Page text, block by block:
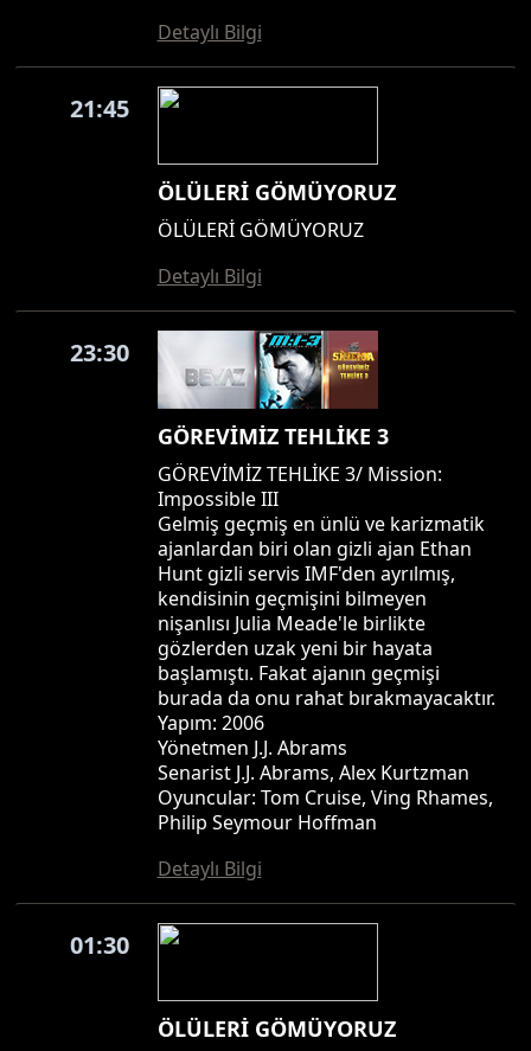
Detaylı Bilgi
21:45
ÖLÜLERİ GÖMÜYORUZ
ÖLÜLERİ GÖMÜYORUZ
Detaylı Bilgi
23:30
GÖREVİMİZ TEHLİKE 3
GÖREVİMİZ TEHLİKE 3/ Mission:
Impossible III
Gelmiş geçmiş en ünlü ve karizmatik
ajanlardan biri olan gizli ajan Ethan
Hunt gizli servis IMF'den ayrılmış,
kendisinin geçmişini bilmeyen
nişanlısı Julia Meade'le birlikte
gözlerden uzak yeni bir hayata
başlamıştı. Fakat ajanın geçmişi
burada da onu rahat bırakmayacaktır.
Yapım: 2006
Yönetmen J.J. Abrams
Senarist J.J. Abrams, Alex Kurtzman
Oyuncular: Tom Cruise, Ving Rhames,
Philip Seymour Hoffman
Detaylı Bilgi
01:30
ÖLÜLERİ GÖMÜYORUZ